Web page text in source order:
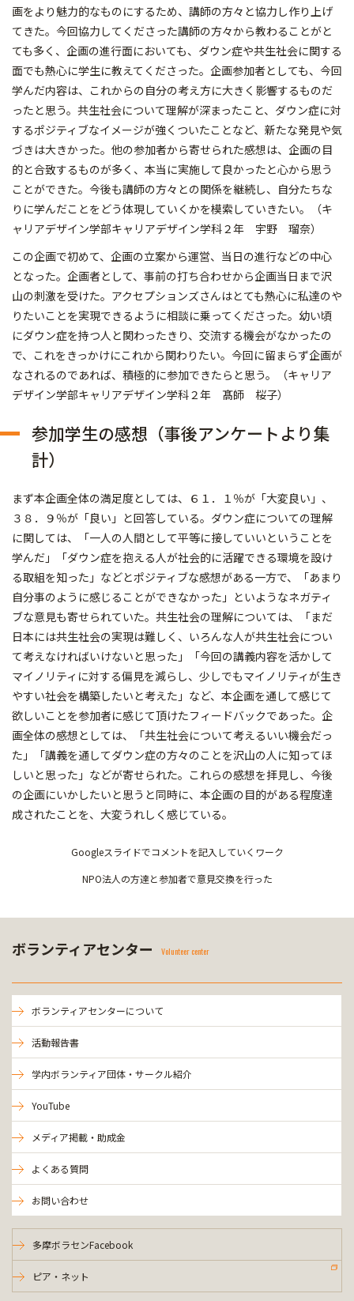
画をより魅力的なものにするため、講師の方々と協力し作り上げ
てきた。今回協力してくださった講師の方々から教わることがと
ても多く、企画の進行面においても、ダウン症や共生社会に関する
面でも熱心に学生に教えてくださった。企画参加者としても、今回
学んだ内容は、これからの自分の考え方に大きく影響するものだ
ったと思う。共生社会について理解が深まったこと、ダウン症に対
するポジティブなイメージが強くついたことなど、新たな発見や気
づきは大きかった。他の参加者から寄せられた感想は、企画の目
的と合致するものが多く、本当に実施して良かったと心から思う
ことができた。今後も講師の方々との関係を継続し、自分たちな
りに学んだことをどう体現していくかを模索していきたい。（キ
ャリアデザイン学部キャリアデザイン学科２年 宇野 瑠奈）
この企画で初めて、企画の立案から運営、当日の進行などの中心
となった。企画者として、事前の打ち合わせから企画当日まで沢
山の刺激を受けた。アクセプションズさんはとても熱心に私達のや
りたいことを実現できるように相談に乗ってくださった。幼い頃
にダウン症を持つ人と関わったきり、交流する機会がなかったの
で、これをきっかけにこれから関わりたい。今回に留まらず企画が
なされるのであれば、積極的に参加できたらと思う。（キャリア
デザイン学部キャリアデザイン学科２年 髙師 桜子）
参加学生の感想（事後アンケートより集
計）
まず本企画全体の満足度としては、６１．１％が「大変良い」、
３８．９％が「良い」と回答している。ダウン症についての理解
に関しては、「一人の人間として平等に接していいということを
学んだ」「ダウン症を抱える人が社会的に活躍できる環境を設け
る取組を知った」などとポジティブな感想がある一方で、「あまり
自分事のように感じることができなかった」といようなネガティ
ブな意見も寄せられていた。共生社会の理解については、「まだ
日本には共生社会の実現は難しく、いろんな人が共生社会につい
て考えなければいけないと思った」「今回の講義内容を活かして
マイノリティに対する偏見を減らし、少しでもマイノリティが生き
やすい社会を構築したいと考えた」など、本企画を通して感じて
欲しいことを参加者に感じて頂けたフィードバックであった。企
画全体の感想としては、「共生社会について考えるいい機会だっ
た」「講義を通してダウン症の方々のことを沢山の人に知ってほ
しいと思った」などが寄せられた。これらの感想を拝見し、今後
の企画にいかしたいと思うと同時に、本企画の目的がある程度達
成されたことを、大変うれしく感じている。
Googleスライドでコメントを記入していくワーク
NPO法人の方達と参加者で意見交換を行った
ボランティアセンター Volunteer center
ボランティアセンターについて
活動報告書
学内ボランティア団体・サークル紹介
YouTube
メディア掲載・助成金
よくある質問
お問い合わせ
多摩ボラセンFacebook
ピア・ネット